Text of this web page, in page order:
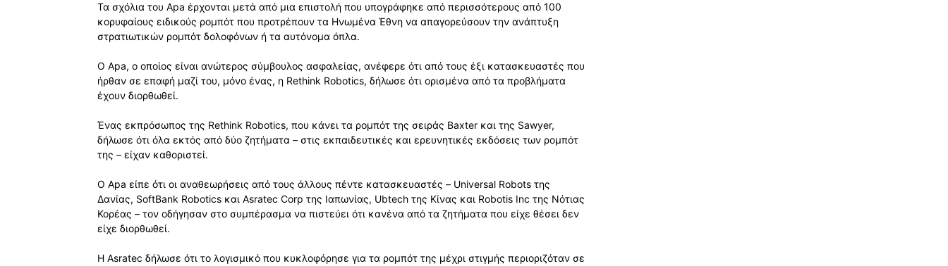
Τα σχόλια του Apa έρχονται μετά από μια επιστολή που υπογράφηκε από περισσότερους από 100
κορυφαίους ειδικούς ρομπότ που προτρέπουν τα Ηνωμένα Έθνη να απαγορεύσουν την ανάπτυξη
στρατιωτικών ρομπότ δολοφόνων ή τα αυτόνομα όπλα.
Ο Apa, ο οποίος είναι ανώτερος σύμβουλος ασφαλείας, ανέφερε ότι από τους έξι κατασκευαστές που
ήρθαν σε επαφή μαζί του, μόνο ένας, η Rethink Robotics, δήλωσε ότι ορισμένα από τα προβλήματα
έχουν διορθωθεί.
Ένας εκπρόσωπος της Rethink Robotics, που κάνει τα ρομπότ της σειράς Baxter και της Sawyer,
δήλωσε ότι όλα εκτός από δύο ζητήματα – στις εκπαιδευτικές και ερευνητικές εκδόσεις των ρομπότ
της – είχαν καθοριστεί.
Ο Apa είπε ότι οι αναθεωρήσεις από τους άλλους πέντε κατασκευαστές – Universal Robots της
Δανίας, SoftBank Robotics και Asratec Corp της Ιαπωνίας, Ubtech της Κίνας και Robotis Inc της Νότιας
Κορέας – τον οδήγησαν στο συμπέρασμα να πιστεύει ότι κανένα από τα ζητήματα που είχε θέσει δεν
είχε διορθωθεί.
Η Asratec δήλωσε ότι το λογισμικό που κυκλοφόρησε για τα ρομπότ της μέχρι στιγμής περιοριζόταν σε